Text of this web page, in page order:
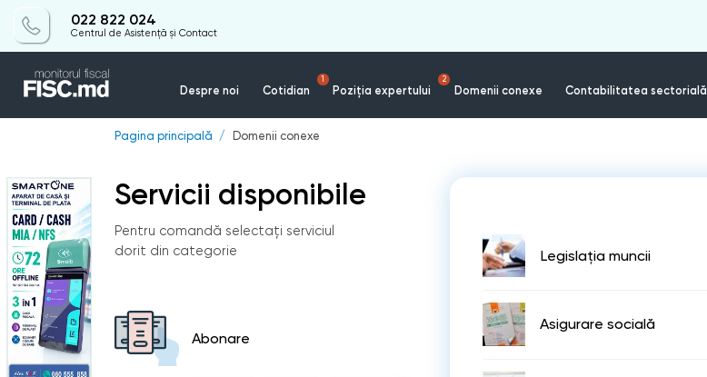
022 822 024
Centrul de Asistență și Contact
Despre noi Cotidian
1
Poziția expertului
2
Domenii conexe Contabilitatea sectorială
Pagina principală Domenii conexe
Servicii disponibile
Pentru comandă selectați serviciul
dorit din categorie
Abonare
Legislația muncii
Asigurare socială